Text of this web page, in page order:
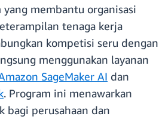
membantu organisasi
tenaga kerja
kompetisi seru dengan
menggunakan layanan
SageMaker AI dan
. Program ini menawarkan
bagi perusahaan dan